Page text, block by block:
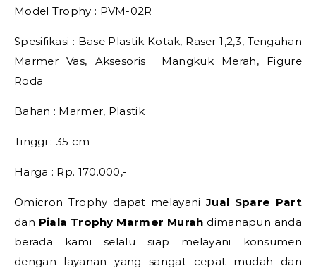
Model Trophy : PVM-02R
Spesifikasi : Base Plastik Kotak, Raser 1,2,3, Tengahan
Marmer Vas, Aksesoris Mangkuk Merah, Figure
Roda
Bahan : Marmer, Plastik
Tinggi : 35 cm
Harga : Rp. 170.000,-
Omicron Trophy dapat melayaniJual Spare Part
dan Piala Trophy Marmer Murah dimanapun anda
berada kami selalu siap melayani konsumen
dengan layanan yang sangat cepat mudah dan